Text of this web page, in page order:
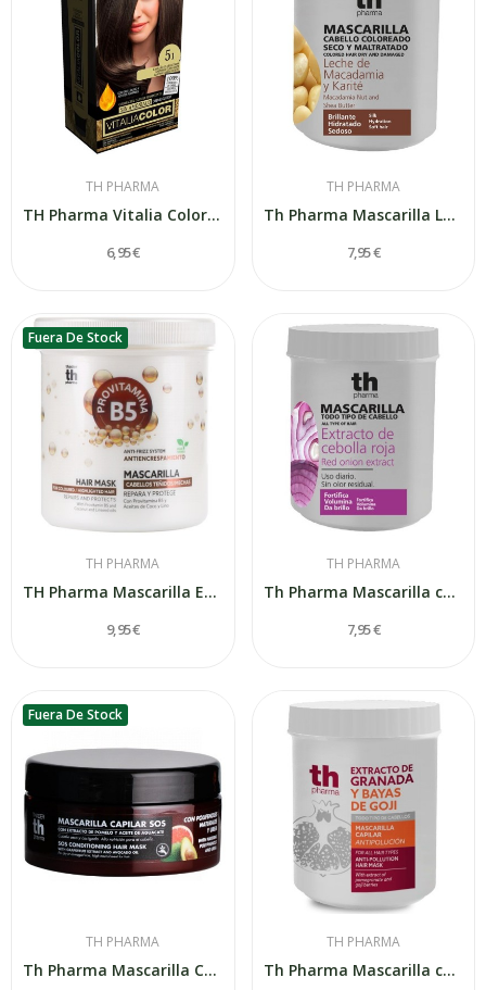
TH PHARMA
TH Pharma Vitalia Color Castaño Claro Ceniza 5.1
6,95 €
TH PHARMA
Th Pharma Mascarilla Leche de Macadamia y...
7,95 €
Fuera De Stock
TH PHARMA
TH Pharma Mascarilla Efecto Anti Frizz...
9,95 €
TH PHARMA
Th Pharma Mascarilla con extracto de Cebolla...
7,95 €
Fuera De Stock
TH PHARMA
Th Pharma Mascarilla Capilar S. O. S. Extracto...
TH PHARMA
Th Pharma Mascarilla capilar con extracto de...